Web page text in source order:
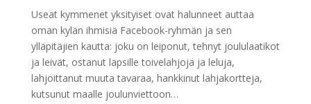
Useat kymmenet yksityiset ovat halunneet auttaa
oman kylän ihmisiä Facebook-ryhmän ja sen
ylläpitäjien kautta: joku on leiponut, tehnyt joululaatikot
ja leivät, ostanut lapsille toivelahjoja ja leluja,
lahjoittanut muuta tavaraa, hankkinut lahjakortteja,
kutsunut maalle joulunviettoon…